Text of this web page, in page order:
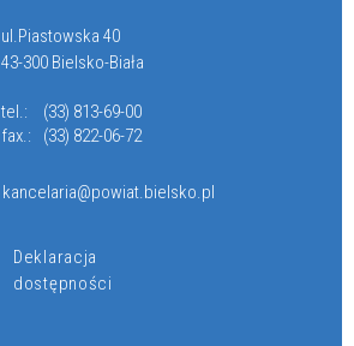
ul.Piastowska 40
43-300 Bielsko-Biała
tel.:
(33) 813-69-00
fax.:
(33) 822-06-72
kancelaria@powiat.bielsko.pl
Deklaracja
dostępności